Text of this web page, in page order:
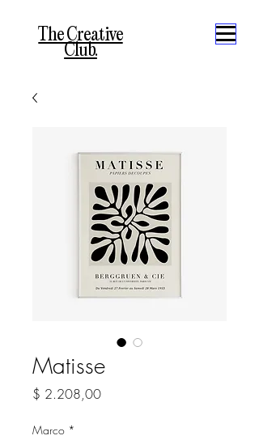
The Creative
Club.
Matisse
$ 2.208,00Precio
Marco *